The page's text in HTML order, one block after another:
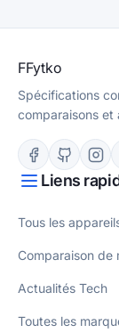
FFytko
Spécifications
comparaisons et
Liens
Tous les
Comparaison de
Actualités Tech
Toutes les